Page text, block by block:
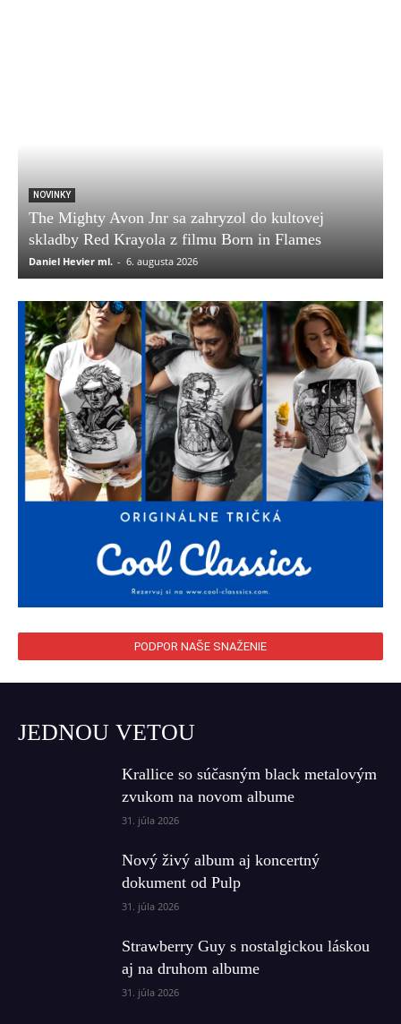
NOVINKY
The Mighty Avon Jnr sa zahryzol do kultovej
skladby Red Krayola z filmu Born in Flames
Daniel Hevier ml. - 6. augusta 2026
PODPOR NAŠE SNAŽENIE
JEDNOU VETOU
Krallice so súčasným black metalovým
zvukom na novom albume
31. júla 2026
Nový živý album aj koncertný
dokument od Pulp
31. júla 2026
Strawberry Guy s nostalgickou láskou
aj na druhom albume
31. júla 2026